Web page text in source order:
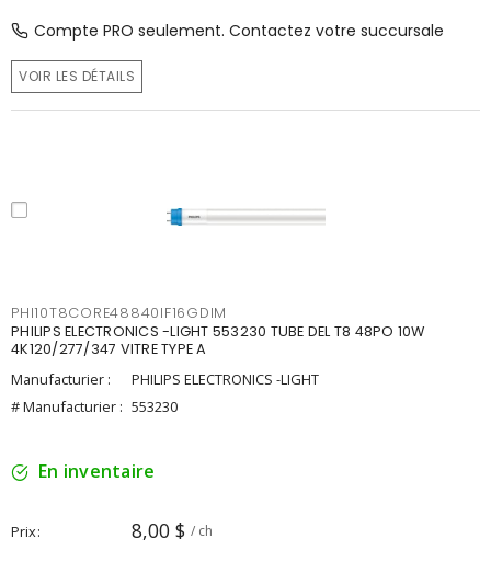
Compte PRO seulement. Contactez votre succursale
VOIR LES DÉTAILS
PHI10T8CORE48840IF16GDIM
PHILIPS ELECTRONICS -LIGHT 553230 TUBE DEL T8 48PO 10W
4K120/277/347 VITRE TYPE A
Manufacturier :
PHILIPS ELECTRONICS -LIGHT
# Manufacturier : 553230
En inventaire
Prix 8,00 $ / ch